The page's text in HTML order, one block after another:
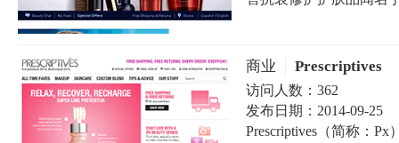
商业 Prescriptives
访问人数： 362
发布日期： 2014-09-25
Prescriptives（简称：